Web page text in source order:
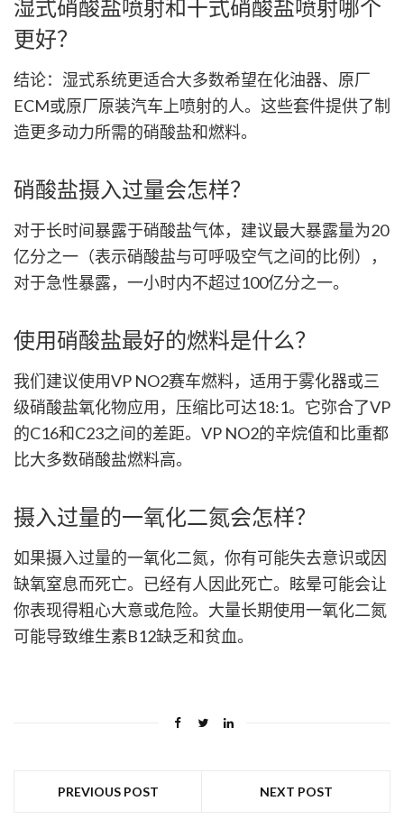
湿式硝酸盐喷射和干式硝酸盐喷射哪个
更好？
结论：湿式系统更适合大多数希望在化油器、原厂
ECM或原厂原装汽车上喷射的人。这些套件提供了制
造更多动力所需的硝酸盐和燃料。
硝酸盐摄入过量会怎样？
对于长时间暴露于硝酸盐气体，建议最大暴露量为20
亿分之一（表示硝酸盐与可呼吸空气之间的比例），
对于急性暴露，一小时内不超过100亿分之一。
使用硝酸盐最好的燃料是什么？
我们建议使用VP NO2赛车燃料，适用于雾化器或三
级硝酸盐氧化物应用，压缩比可达18:1。它弥合了VP
的C16和C23之间的差距。VP NO2的辛烷值和比重都
比大多数硝酸盐燃料高。
摄入过量的一氧化二氮会怎样？
如果摄入过量的一氧化二氮，你有可能失去意识或因
缺氧窒息而死亡。已经有人因此死亡。眩晕可能会让
你表现得粗心大意或危险。大量长期使用一氧化二氮
可能导致维生素B12缺乏和贫血。
PREVIOUS POST NEXT POST